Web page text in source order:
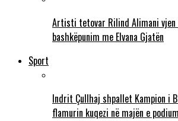
Artisti tetovar Rilind Alimani
bashkëpunim me Elvana Gjatën
Sport
Indrit Çullhaj shpallet Kampion i
flamurin kuqezi në majën e